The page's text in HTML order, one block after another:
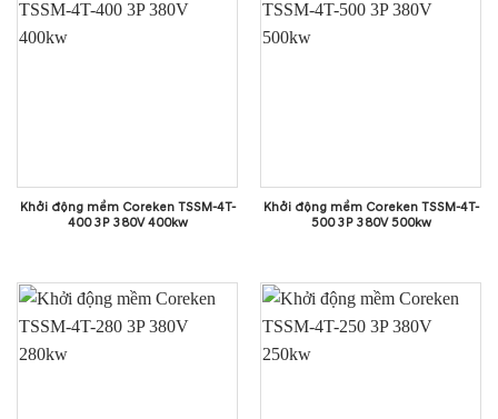
Khởi động mềm Coreken TSSM-4T-
400 3P 380V 400kw
Khởi động mềm Coreken TSSM-4T-
500 3P 380V 500kw